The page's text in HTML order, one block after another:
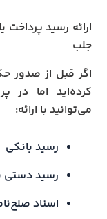
ارائه رسید
جلب
اگر قبل از صدور
کرده‌اید اما در
می‌توانید با ارائه:
رسید بانکی
رسید دستی
اسناد